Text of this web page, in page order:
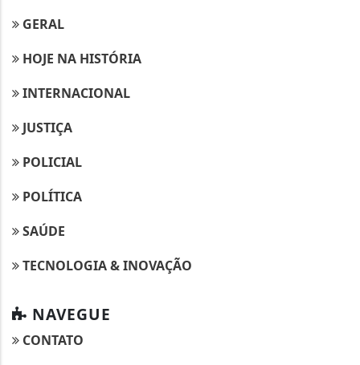
GERAL
HOJE NA HISTÓRIA
INTERNACIONAL
JUSTIÇA
POLICIAL
POLÍTICA
SAÚDE
TECNOLOGIA & INOVAÇÃO
NAVEGUE
CONTATO